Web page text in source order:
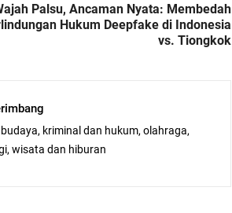
Palsu, Ancaman Nyata: Membedah
Hukum Deepfake di Indonesia
vs. Tiongkok
kriminal dan hukum, olahraga,
wisata dan hiburan